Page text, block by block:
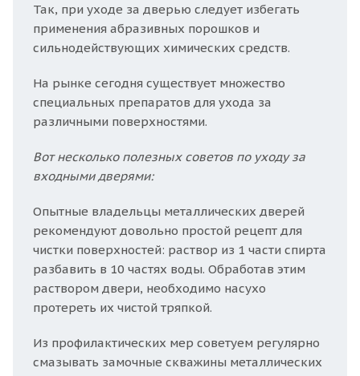
Так, при уходе за дверью следует избегать
применения абразивных порошков и
сильнодействующих химических средств.
На рынке сегодня существует множество
специальных препаратов для ухода за
различными поверхностями.
Вот несколько полезных советов по уходу за
входными дверями:
Опытные владельцы металлических дверей
рекомендуют довольно простой рецепт для
чистки поверхностей: раствор из 1 части спирта
разбавить в 10 частях воды. Обработав этим
раствором двери, необходимо насухо
протереть их чистой тряпкой.
Из профилактических мер советуем регулярно
смазывать замочные скважины металлических